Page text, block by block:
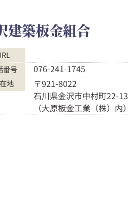
建築板金組合
番号
076-241-1745
地
〒921-8022
石川県金沢市中村町22-13
（大原板金工業（株）内）